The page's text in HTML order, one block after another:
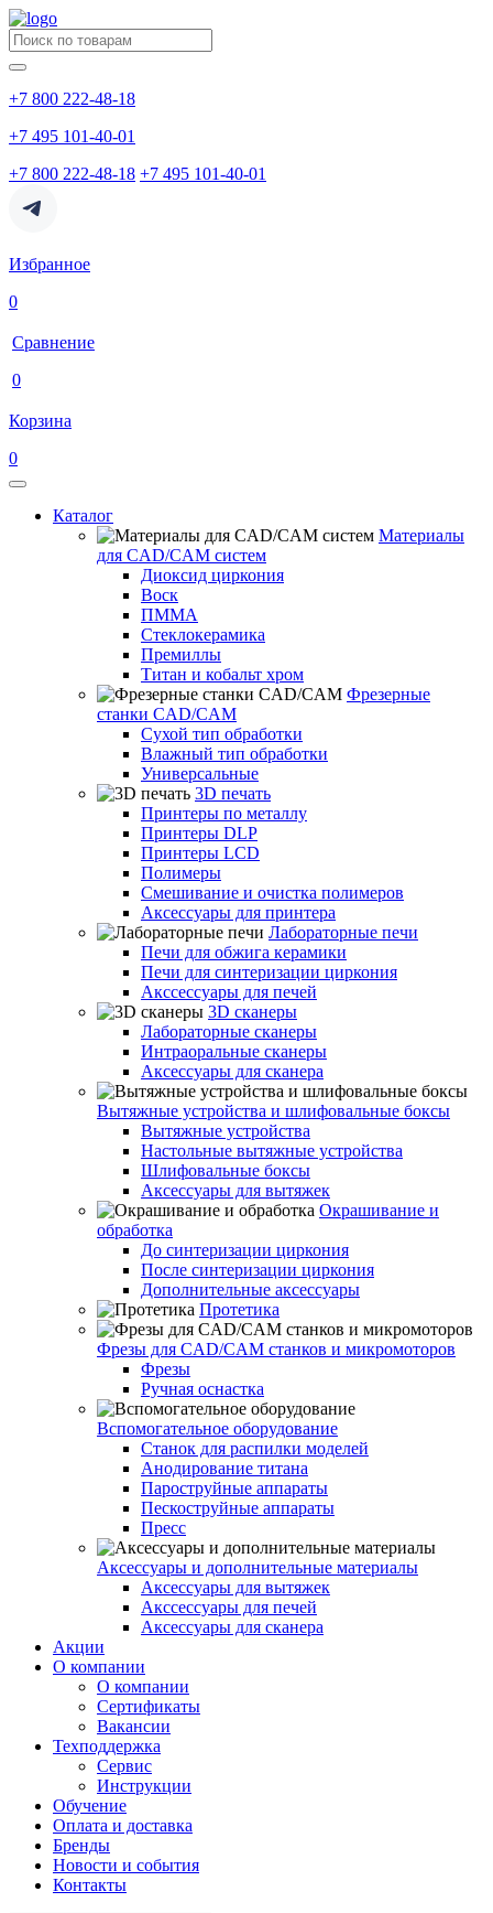
+7 800 222-48-18
+7 495 101-40-01
+7 800 222-48-18 +7 495 101-40-01
Избранное
0
Сравнение
0
Корзина
0
Каталог
Материалы
для CAD/CAM систем
Диоксид циркония
Воск
ПММА
Стеклокерамика
Премиллы
Титан и кобальт хром
Фрезерные
станки CAD/CAM
Сухой тип обработки
Влажный тип обработки
Универсальные
3D печать
Принтеры по металлу
Принтеры DLP
Принтеры LCD
Полимеры
Смешивание и очистка полимеров
Аксессуары для принтера
Лабораторные печи
Печи для обжига керамики
Печи для синтеризации циркония
Акссессуары для печей
3D сканеры
Лабораторные сканеры
Интраоральные сканеры
Аксессуары для сканера
Вытяжные устройства и шлифовальные боксы
Вытяжные устройства
Настольные вытяжные устройства
Шлифовальные боксы
Аксессуары для вытяжек
Окрашивание и
обработка
До синтеризации циркония
После синтеризации циркония
Дополнительные аксессуары
Протетика
Фрезы для CAD/CAM станков и микромоторов
Фрезы
Ручная оснастка
Вспомогательное оборудование
Станок для распилки моделей
Анодирование титана
Пароструйные аппараты
Пескоструйные аппараты
Пресс
Аксессуары и дополнительные материалы
Аксессуары для вытяжек
Акссессуары для печей
Аксессуары для сканера
Акции
О компании
О компании
Сертификаты
Вакансии
Техподдержка
Сервис
Инструкции
Обучение
Оплата и доставка
Бренды
Новости и события
Контакты